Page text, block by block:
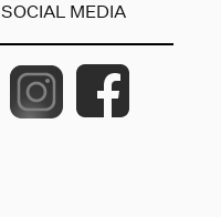
SOCIAL MEDIA